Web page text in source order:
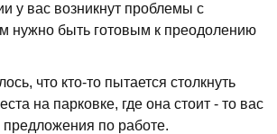
у вас возникнут проблемы с
нужно быть готовым к преодолению
что кто-то пытается столкнуть
на парковке, где она стоит - то вас
по работе.